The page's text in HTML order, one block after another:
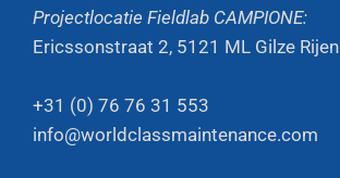
Projectlocatie Fieldlab CAMPIONE:
Ericssonstraat 2, 5121 ML Gilze Rijen
+31 (0) 76 76 31 553
info@worldclassmaintenance.com